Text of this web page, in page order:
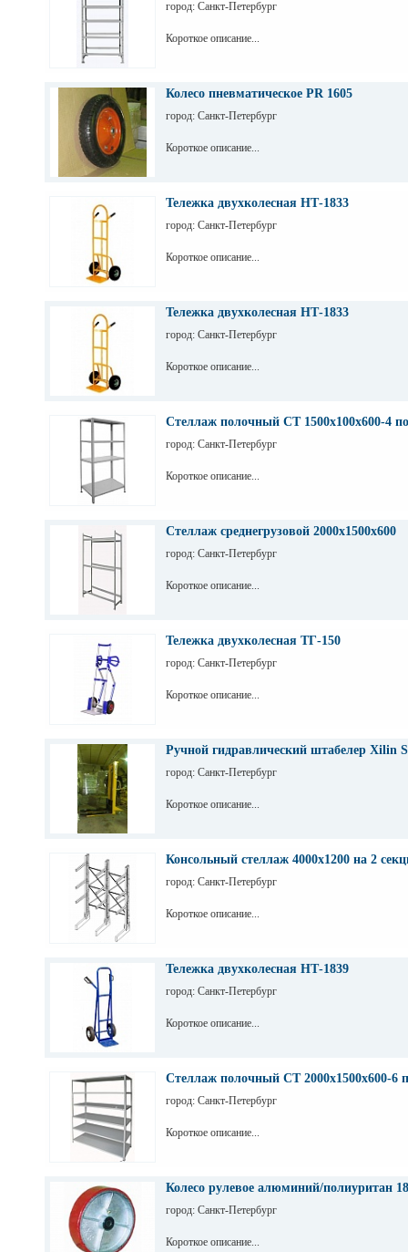
город: Санкт-Петербург
Короткое описание...
Колесо пневматическое PR 1605
город: Санкт-Петербург
Короткое описание...
Тележка двухколесная НТ-1833
город: Санкт-Петербург
Короткое описание...
Тележка двухколесная НТ-1833
город: Санкт-Петербург
Короткое описание...
Стеллаж полочный СТ 1500х100х600-4
город: Санкт-Петербург
Короткое описание...
Стеллаж среднегрузовой 2000х1500х600
город: Санкт-Петербург
Короткое описание...
Тележка двухколесная ТГ-150
город: Санкт-Петербург
Короткое описание...
Ручной гидравлический штабелер Xilin
город: Санкт-Петербург
Короткое описание...
Консольный стеллаж 4000х1200 на 2
город: Санкт-Петербург
Короткое описание...
Тележка двухколесная НТ-1839
город: Санкт-Петербург
Короткое описание...
Стеллаж полочный СТ 2000х1500х600-6
город: Санкт-Петербург
Короткое описание...
Колесо рулевое алюминий/полиуритан
город: Санкт-Петербург
Короткое описание...